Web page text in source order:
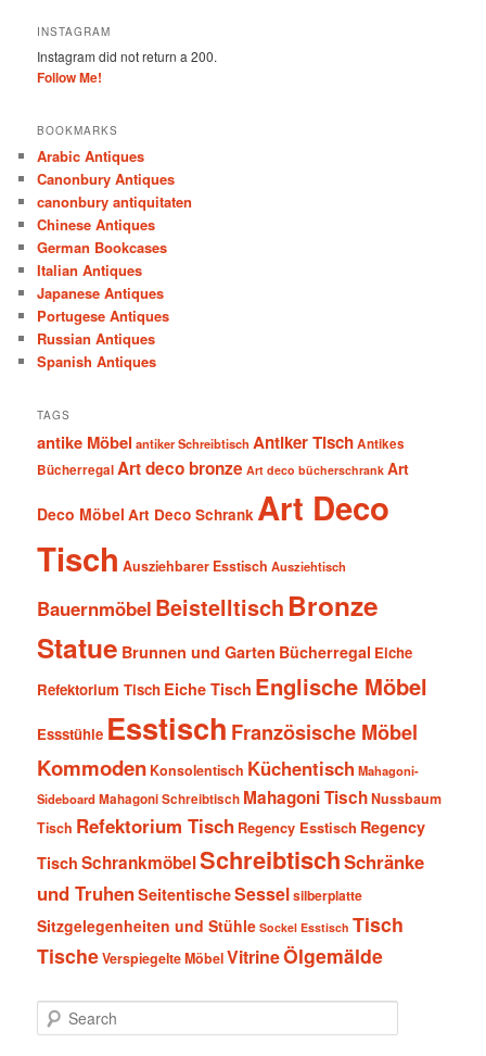
INSTAGRAM
Instagram did not return a 200.
Follow Me!
BOOKMARKS
Arabic Antiques
Canonbury Antiques
canonbury antiquitaten
Chinese Antiques
German Bookcases
Italian Antiques
Japanese Antiques
Portugese Antiques
Russian Antiques
Spanish Antiques
TAGS
antike Möbel antiker Schreibtisch Antiker TischAntikes
BücherregalArt deco bronze Art deco bücherschrank Art
Deco Möbel Art Deco Schrank Art Deco
Tisch Ausziehbarer Esstisch Ausziehtisch
Bauernmöbel Beistelltisch Bronze
Statue Brunnen und Garten Bücherregal Eiche
Refektorium Tisch Eiche Tisch Englische Möbel
Essstühle Esstisch Französische Möbel
Kommoden Konsolentisch Küchentisch Mahagoni-
SideboardMahagoni Schreibtisch Mahagoni TischNussbaum
Tisch Refektorium Tisch Regency Esstisch Regency
Tisch SchrankmöbelSchreibtischSchränke
und TruhenSeitentischeSesselsilberplatte
Sitzgelegenheiten und Stühle Sockel Esstisch Tisch
TischeVerspiegelte MöbelVitrineÖlgemälde
e